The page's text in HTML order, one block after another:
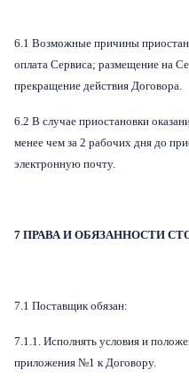
6.1 Возможные причины
оплата Сервиса; размещение на
прекращение действия Договора.
6.2 В случае приостановки
менее чем за 2 рабочих дня до
электронную почту.
7 ПРАВА И ОБЯЗАННОСТИ
7.1 Поставщик обязан:
7.1.1. Исполнять условия и
приложения №1 к Договору.